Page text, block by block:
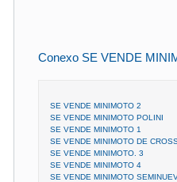
Conexo SE VENDE
SE VENDE MINIMOTO 2
SE VENDE MINIMOTO POLINI
SE VENDE MINIMOTO 1
SE VENDE MINIMOTO DE
SE VENDE MINIMOTO. 3
SE VENDE MINIMOTO 4
SE VENDE MINIMOTO